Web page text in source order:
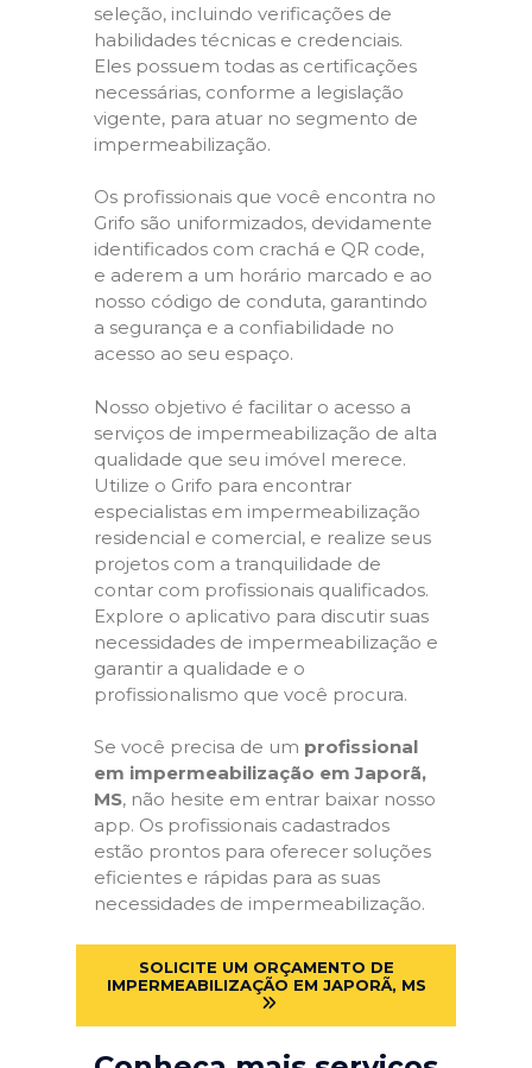
seleção, incluindo verificações de
habilidades técnicas e credenciais.
Eles possuem todas as certificações
necessárias, conforme a legislação
vigente, para atuar no segmento de
impermeabilização.
Os profissionais que você encontra no
Grifo são uniformizados, devidamente
identificados com crachá e QR code,
e aderem a um horário marcado e ao
nosso código de conduta, garantindo
a segurança e a confiabilidade no
acesso ao seu espaço.
Nosso objetivo é facilitar o acesso a
serviços de impermeabilização de alta
qualidade que seu imóvel merece.
Utilize o Grifo para encontrar
especialistas em impermeabilização
residencial e comercial, e realize seus
projetos com a tranquilidade de
contar com profissionais qualificados.
Explore o aplicativo para discutir suas
necessidades de impermeabilização e
garantir a qualidade e o
profissionalismo que você procura.
Se você precisa de um profissional
em impermeabilização em Japorã,
MS, não hesite em entrar baixar nosso
app. Os profissionais cadastrados
estão prontos para oferecer soluções
eficientes e rápidas para as suas
necessidades de impermeabilização.
SOLICITE UM ORÇAMENTO DE
IMPERMEABILIZAÇÃO EM JAPORÃ, MS